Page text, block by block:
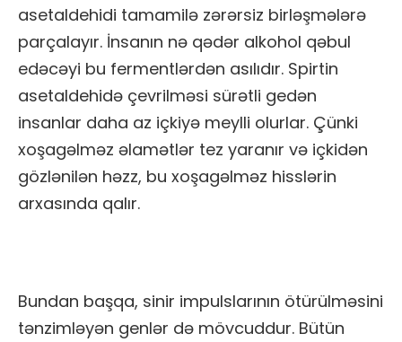
asetaldehidi tamamilə zərərsiz birləşmələrə
parçalayır. İnsanın nə qədər alkohol qəbul
edəcəyi bu fermentlərdən asılıdır. Spirtin
asetaldehidə çevrilməsi sürətli gedən
insanlar daha az içkiyə meylli olurlar. Çünki
xoşagəlməz əlamətlər tez yaranır və içkidən
gözlənilən həzz, bu xoşagəlməz hisslərin
arxasında qalır.
Bundan başqa, sinir impulslarının ötürülməsini
tənzimləyən genlər də mövcuddur. Bütün